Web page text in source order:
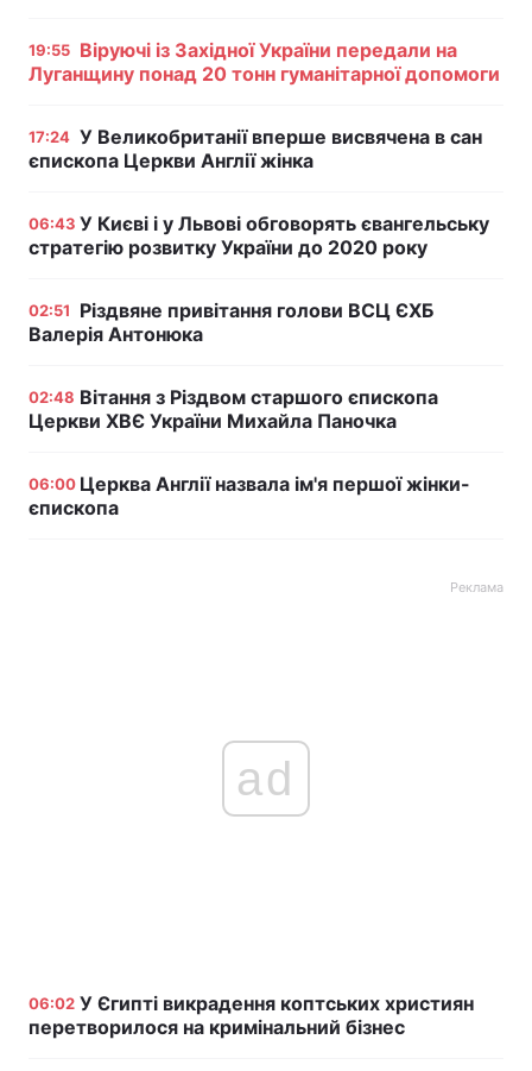
19:55 Віруючі із Західної України передали на
Луганщину понад 20 тонн гуманітарної допомоги
17:24 У Великобританії вперше висвячена в сан
єпископа Церкви Англії жінка
06:43 У Києві і у Львові обговорять євангельську
стратегію розвитку України до 2020 року
02:51
Різдвяне привітання голови ВСЦ ЄХБ
Валерія Антонюка
02:48 Вітання з Різдвом старшого єпископа
Церкви ХВЄ України Михайла Паночка
06:00 Церква Англії назвала ім'я першої жінки-
єпископа
Реклама
ad
06:02 У Єгипті викрадення коптських християн
перетворилося на кримінальний бізнес